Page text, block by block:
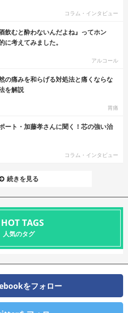
コラム・インタビュー
飲むと酔わないんだよね』ってホン
に考えてみました。
アルコール
の痛みを和らげる対処法と痛くならな
を解説
胃痛
ート・加藤孝さんに聞く！芯の強い治
コラム・インタビュー
続きを見る
HOT TAGS
人気のタグ
をフォロー